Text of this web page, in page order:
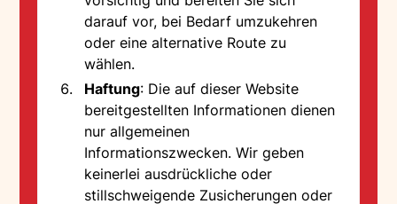
darauf vor, bei Bedarf umzukehren
oder eine alternative Route zu
wählen.
Haftung: Die auf dieser Website
bereitgestellten Informationen dienen
nur allgemeinen
Informationszwecken. Wir geben
keinerlei ausdrückliche oder
stillschweigende Zusicherungen oder